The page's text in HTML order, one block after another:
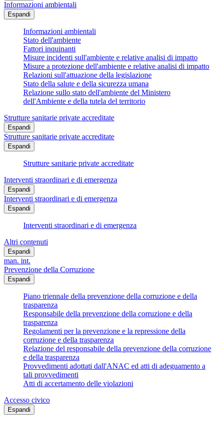
Informazioni ambientali
Espandi
Informazioni ambientali
Stato dell'ambiente
Fattori inquinanti
Misure incidenti sull'ambiente e relative analisi di impatto
Misure a protezione dell'ambiente e relative analisi di impatto
Relazioni sull'attuazione della legislazione
Stato della salute e della sicurezza umana
Relazione sullo stato dell'ambiente del Ministero
dell'Ambiente e della tutela del territorio
Strutture sanitarie private accreditate
Espandi
Strutture sanitarie private accreditate
Espandi
Strutture sanitarie private accreditate
Interventi straordinari e di emergenza
Espandi
Interventi straordinari e di emergenza
Espandi
Interventi straordinari e di emergenza
Altri contenuti
Espandi
man. int.
Prevenzione della Corruzione
Espandi
Piano triennale della prevenzione della corruzione e della
trasparenza
Responsabile della prevenzione della corruzione e della
trasparenza
Regolamenti per la prevenzione e la repressione della
corruzione e della trasparenza
Relazione del responsabile della prevenzione della corruzione
e della trasparenza
Provvedimenti adottati dall'ANAC ed atti di adeguamento a
tali provvedimenti
Atti di accertamento delle violazioni
Accesso civico
Espandi